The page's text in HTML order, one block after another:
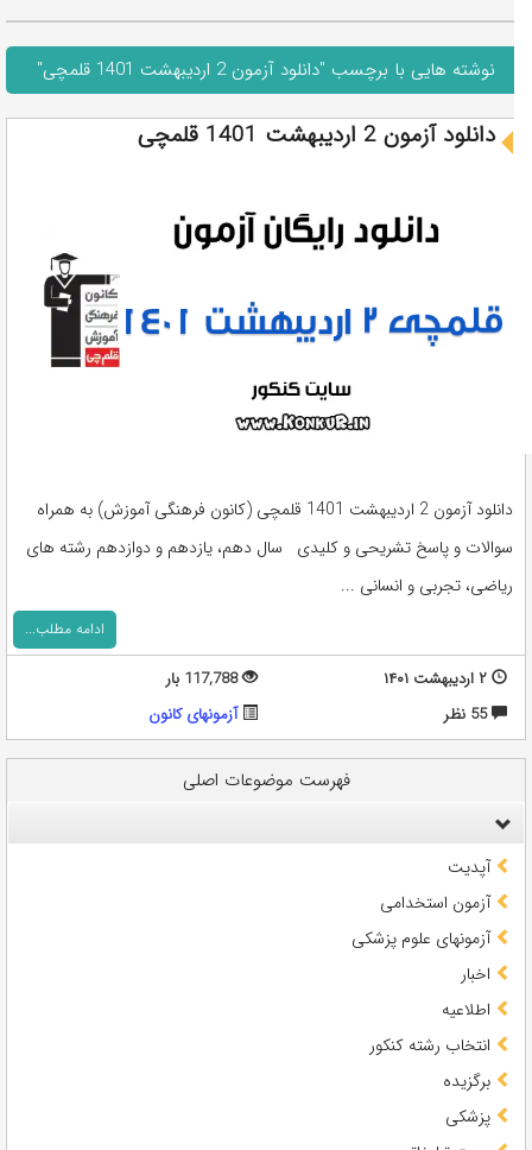
نوشته هایی با برچسب "دانلود آزمون 2 اردیبهشت 1401 قلمچی"
دانلود آزمون 2 اردیبهشت 1401 قلمچی
دانلود آزمون 2 اردیبهشت 1401 قلمچی (کانون فرهنگی آموزش) به همراه
سوالات و پاسخ تشریحی و کلیدی سال دهم، یازدهم و دوازدهم رشته های
ریاضی، تجربی و انسانی ...
ادامه مطلب...
۲ اردیبهشت ۱۴۰۱
117,788 بار
55 نظر
آزمونهای کانون
فهرست موضوعات اصلی
آپدیت
آزمون استخدامی
آزمونهای علوم پزشکی
اخبار
اطلاعیه
انتخاب رشته کنکور
برگزیده
پزشکی